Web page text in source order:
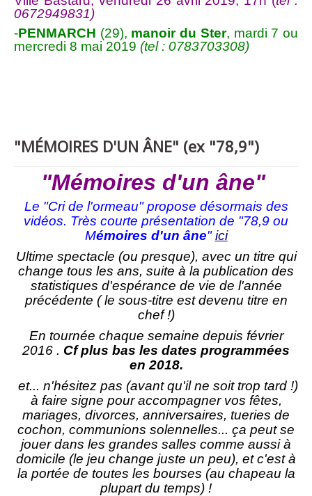
0672949831)
-PENMARCH (29), manoir du Ster, mardi 7 ou
mercredi 8 mai 2019 (tel : 0783703308)
"MÉMOIRES D'UN ÂNE" (ex "78,9")
"Mémoires d'un âne"
Le "Cri de l'ormeau" propose désormais des
vidéos. Très courte présentation de "78,9 ou
Mémoires d'un âne"ici
Ultime spectacle (ou presque), avec un titre qui
change tous les ans, suite à la publication des
statistiques d'espérance de vie de l'année
précédente ( le sous-titre est devenu titre en
chef!)
En tournée chaque semaine depuis février
2016 . Cfplus bas les dates programmées
en 2018.
et... n'hésitez pas (avant qu'il ne soit trop tard!)
à faire signe pour accompagner vos fêtes,
mariages, divorces, anniversaires, tueries de
cochon, communions solennelles... ça peut se
jouer dans les grandes salles comme aussi à
domicile (le jeu change juste un peu), et c'est à
la portée de toutes les bourses (au chapeau la
plupart du temps) !